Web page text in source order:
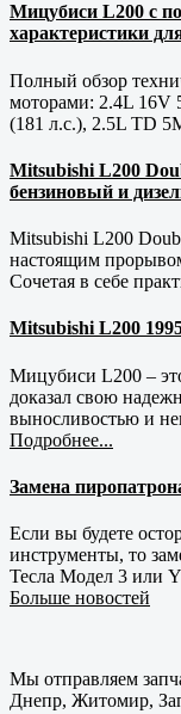
Мицубиси L200 с
характеристики
Полный обзор
моторами: 2.4L 16V
(181 л.с.), 2.5L TD
Mitsubishi L200
бензиновый и
Mitsubishi L200
настоящим
Сочетая в себе
Mitsubishi L200
Мицубиси L200 –
доказал свою
выносливостью и
Подробнее...
Замена
Если вы будете
инструменты, то
Тесла Модел 3 или
Больше новостей
Мы отправляем
Днепр, Житомир,